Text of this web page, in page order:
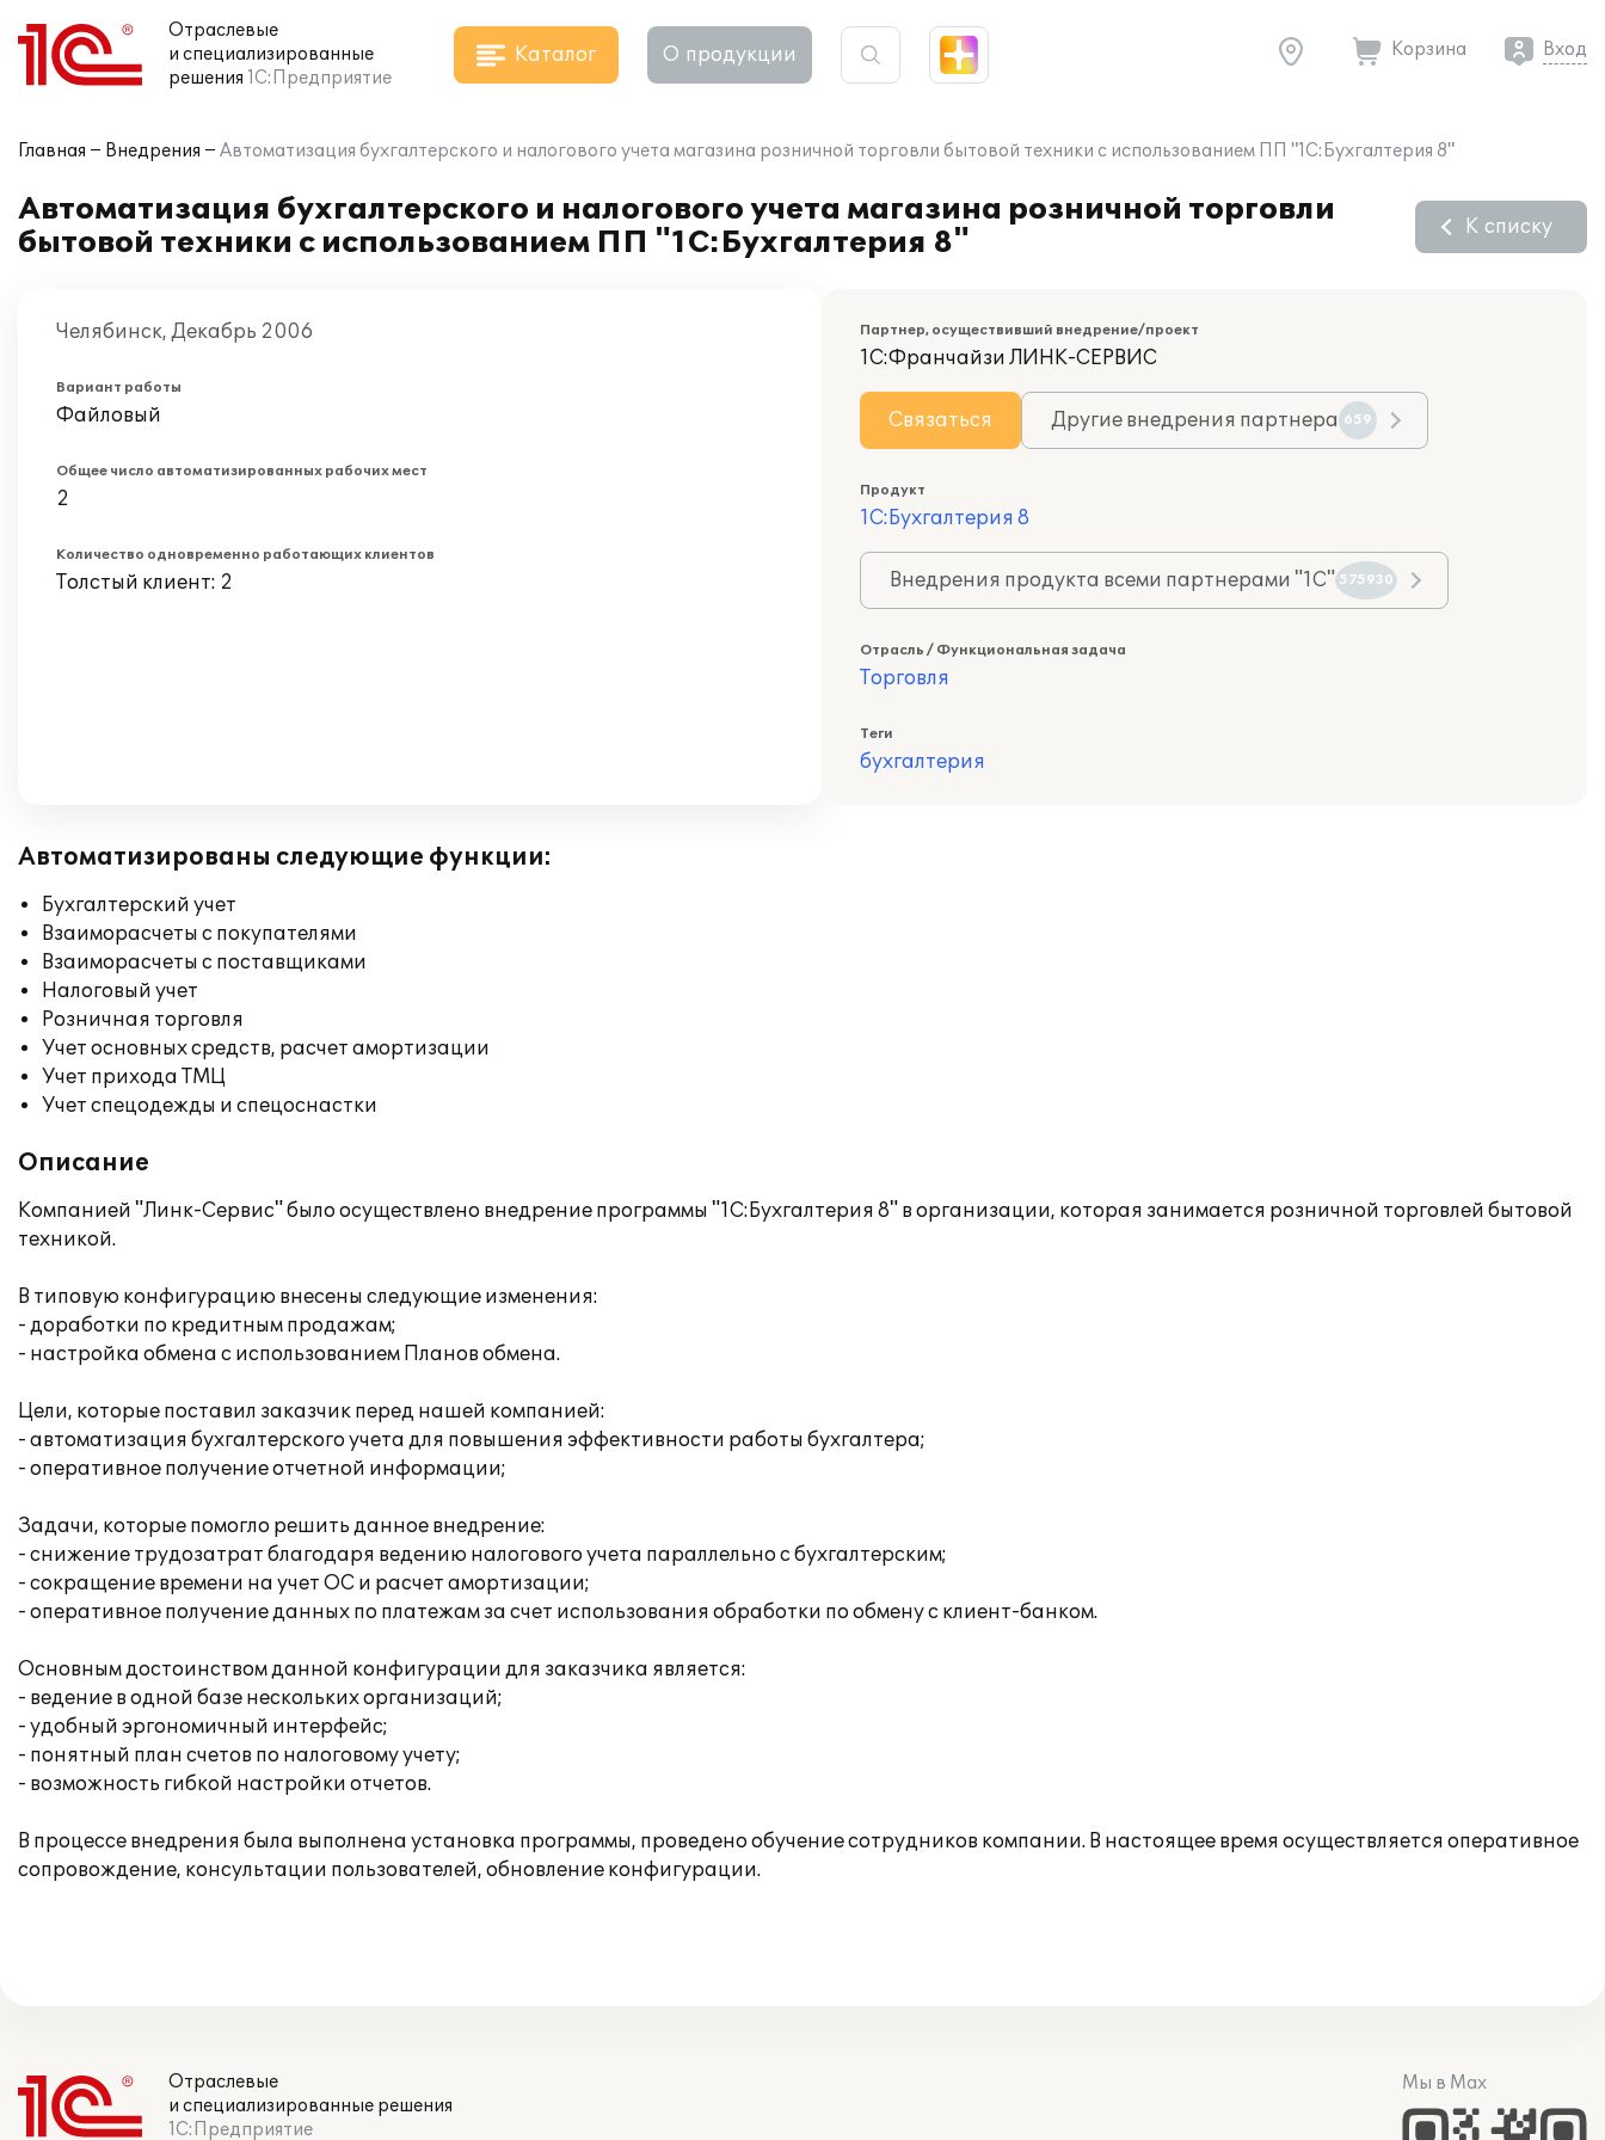
Отраслевые
и специализированные
решения 1С:Предприятие
Каталог О продукции Корзина Вход
Главная Внедрения Автоматизация бухгалтерского и налогового учета магазина розничной торговли бытовой техники с использованием ПП "1С:Бухгалтерия 8"
Автоматизация бухгалтерского и налогового учета магазина розничной торговли
бытовой техники с использованием ПП "1С:Бухгалтерия 8"
К списку
Челябинск, Декабрь 2006
Вариант работы
Файловый
Общее число автоматизированных рабочих мест
2
Количество одновременно работающих клиентов
Толстый клиент: 2
Партнер, осуществивший внедрение/проект
1С:Франчайзи ЛИНК-СЕРВИС
Связаться Другие внедрения партнера 659
Продукт
1С:Бухгалтерия 8
Внедрения продукта всеми партнерами "1С" 575930
Отрасль / Функциональная задача
Торговля
Теги
бухгалтерия
Автоматизированы следующие функции:
Бухгалтерский учет
Взаиморасчеты с покупателями
Взаиморасчеты с поставщиками
Налоговый учет
Розничная торговля
Учет основных средств, расчет амортизации
Учет прихода ТМЦ
Учет спецодежды и спецоснастки
Описание
Компанией "Линк-Сервис" было осуществлено внедрение программы "1С:Бухгалтерия 8" в организации, которая занимается розничной торговлей бытовой
техникой.
В типовую конфигурацию внесены следующие изменения:
- доработки по кредитным продажам;
- настройка обмена с использованием Планов обмена.
Цели, которые поставил заказчик перед нашей компанией:
- автоматизация бухгалтерского учета для повышения эффективности работы бухгалтера;
- оперативное получение отчетной информации;
Задачи, которые помогло решить данное внедрение:
- снижение трудозатрат благодаря ведению налогового учета параллельно с бухгалтерским;
- сокращение времени на учет ОС и расчет амортизации;
- оперативное получение данных по платежам за счет использования обработки по обмену с клиент-банком.
Основным достоинством данной конфигурации для заказчика является:
- ведение в одной базе нескольких организаций;
- удобный эргономичный интерфейс;
- понятный план счетов по налоговому учету;
- возможность гибкой настройки отчетов.
В процессе внедрения была выполнена установка программы, проведено обучение сотрудников компании. В настоящее время осуществляется оперативное
сопровождение, консультации пользователей, обновление конфигурации.
Отраслевые
и специализированные решения
1С:Предприятие
Мы в Max